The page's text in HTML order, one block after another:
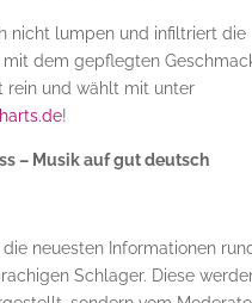
nicht lumpen und infiltriert die
dem gepflegten
rein und wählt mit unter
!
– Musik auf gut deutsch
die neuesten Informationen
Schlager. Diese